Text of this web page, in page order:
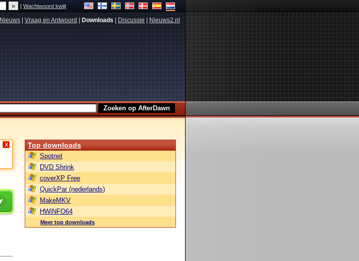
|Wachtwoord kwijt
Nieuws Vraag en Antwoord Downloads Discussie Nieuws2.nl
X Top downloads
Spotnet
DVD Shrink
coverXP Free
QuickPar (nederlands)
MakeMKV
HWiNFO64
Meer top downloads